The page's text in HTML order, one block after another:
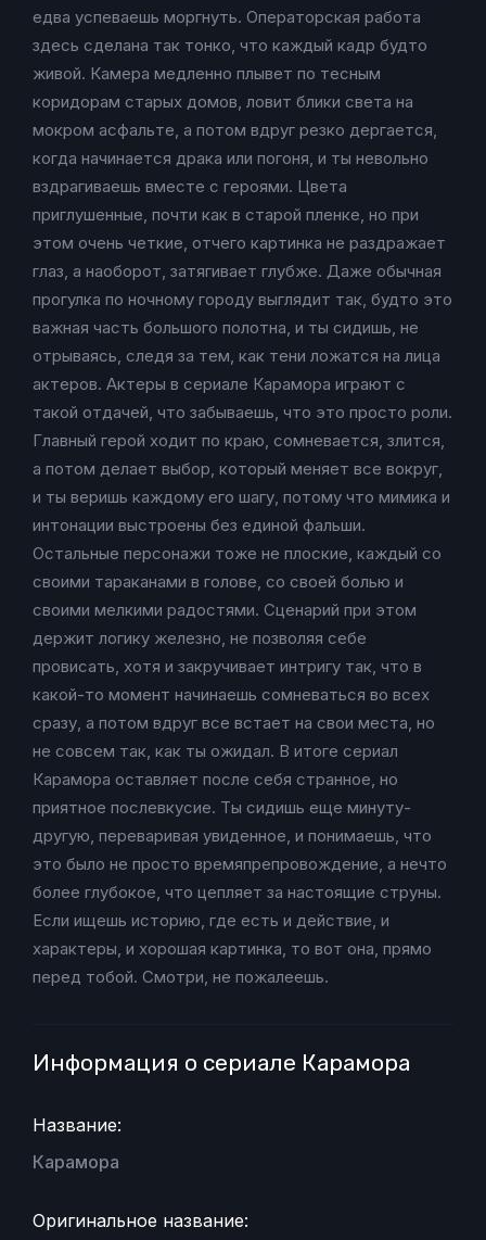
едва успеваешь моргнуть. Операторская работа
здесь сделана так тонко, что каждый кадр будто
живой. Камера медленно плывет по тесным
коридорам старых домов, ловит блики света на
мокром асфальте, а потом вдруг резко дергается,
когда начинается драка или погоня, и ты невольно
вздрагиваешь вместе с героями. Цвета
приглушенные, почти как в старой пленке, но при
этом очень четкие, отчего картинка не раздражает
глаз, а наоборот, затягивает глубже. Даже обычная
прогулка по ночному городу выглядит так, будто это
важная часть большого полотна, и ты сидишь, не
отрываясь, следя за тем, как тени ложатся на лица
актеров. Актеры в сериале Карамора играют с
такой отдачей, что забываешь, что это просто роли.
Главный герой ходит по краю, сомневается, злится,
а потом делает выбор, который меняет все вокруг,
и ты веришь каждому его шагу, потому что мимика и
интонации выстроены без единой фальши.
Остальные персонажи тоже не плоские, каждый со
своими тараканами в голове, со своей болью и
своими мелкими радостями. Сценарий при этом
держит логику железно, не позволяя себе
провисать, хотя и закручивает интригу так, что в
какой-то момент начинаешь сомневаться во всех
сразу, а потом вдруг все встает на свои места, но
не совсем так, как ты ожидал. В итоге сериал
Карамора оставляет после себя странное, но
приятное послевкусие. Ты сидишь еще минуту-
другую, переваривая увиденное, и понимаешь, что
это было не просто времяпрепровождение, а нечто
более глубокое, что цепляет за настоящие струны.
Если ищешь историю, где есть и действие, и
характеры, и хорошая картинка, то вот она, прямо
перед тобой. Смотри, не пожалеешь.
Информация о сериале Карамора
Название:
Карамора
Оригинальное название: